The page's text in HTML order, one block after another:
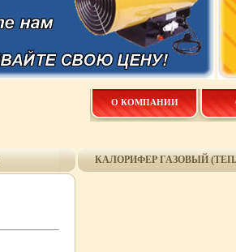
О КОМПАНИИ
КАЛОРИФЕР ГАЗОВЫЙ